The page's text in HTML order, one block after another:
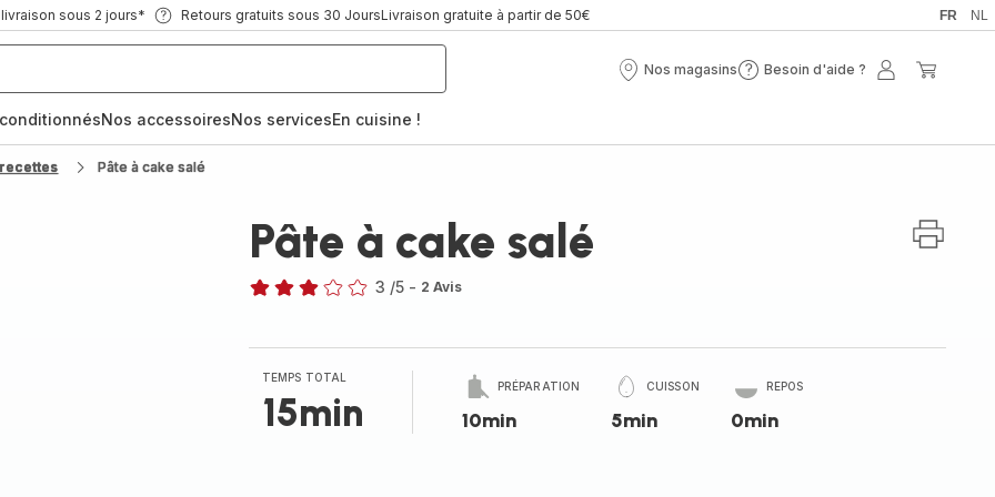
sous 2 jours* Retours gratuits sous 30 JoursLivraison gratuite à partir de 50€ FR NL
Nos magasins
Nos
Besoin d'aide ?
Besoin
Mon
Nos accessoiresNos servicesEn cuisine !
Pâte à cake salé
Pâte à cake salé
étoiles
(moyenne)
3 /5 - 2 Avis
TEMPS TOTAL
15min
PRÉPARATION
10min
CUISSON
5min
REPOS
0min